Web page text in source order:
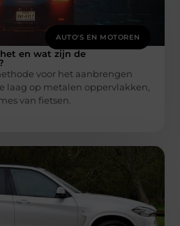
AUTO'S EN MOTOREN
en wat zijn de
voor het aanbrengen
laag op metalen oppervlakken,
van fietsen.